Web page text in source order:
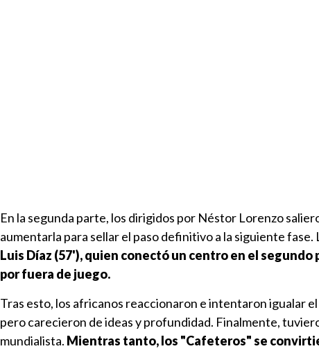
En la segunda parte, los dirigidos por Néstor Lorenzo
aumentarla para sellar el paso definitivo a la siguiente fase.
Luis Díaz (57'), quien conectó un centro en el
por fuera de juego.
Tras esto, los africanos reaccionaron e intentaron igualar
pero carecieron de ideas y profundidad. Finalmente,
mundialista. Mientras tanto, los "Cafeteros" se